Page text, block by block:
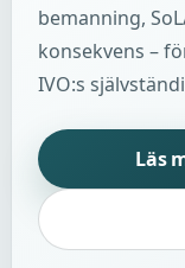
bemanning,
konsekvens –
IVO:s
Läs